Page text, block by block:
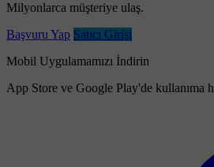
Milyonlarca müşteriye ulaş.
Başvuru Yap Satıcı Girişi
Mobil Uygulamamızı İndirin
App Store ve Google Play'de kullanıma